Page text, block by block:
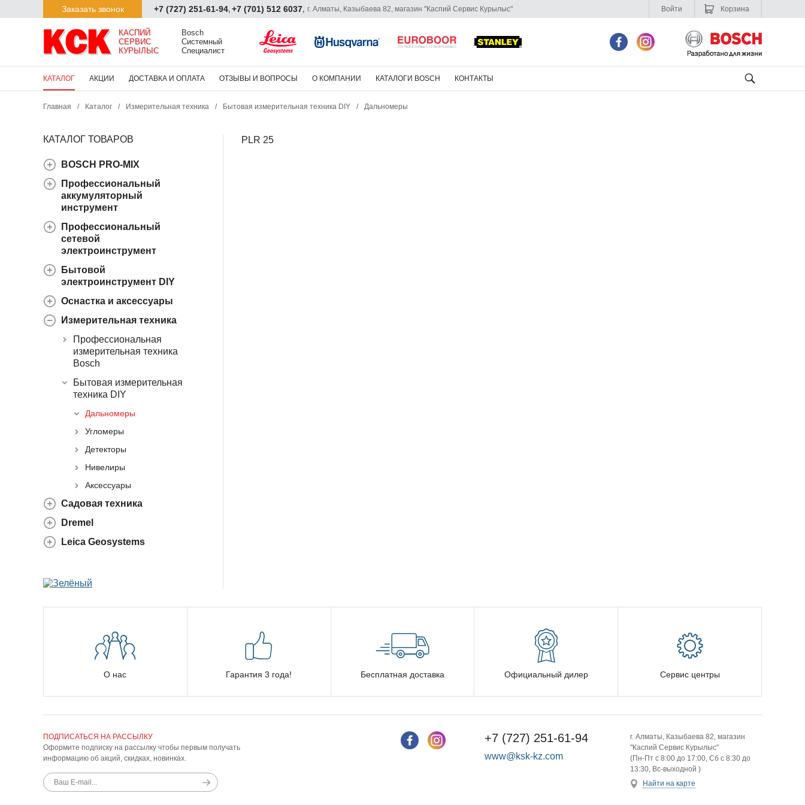
Заказать звонок +7 (727) 251-61-94, +7 (701) 512 6037, г. Алматы, Казыбаева 82, магазин "Каспий Сервис Курылыс" Корзина
Войти
КАСПИЙ
СЕРВИС
КУРЫЛЫС
Bosch
Системный
Специалист
КАТАЛОГ АКЦИИ ДОСТАВКА И ОПЛАТА ОТЗЫВЫ И ВОПРОСЫ О КОМПАНИИ КАТАЛОГИ BOSCH КОНТАКТЫ
Главная / Каталог / Измерительная техника / Бытовая измерительная техника DIY / Дальномеры
КАТАЛОГ ТОВАРОВ
BOSCH PRO-MIX
Профессиональный
аккумуляторный
инструмент
Профессиональный
сетевой
электроинструмент
Бытовой
электроинструмент DIY
Оснастка и аксессуары
Измерительная техника
Профессиональная
измерительная техника
Bosch
Бытовая измерительная
техника DIY
Дальномеры
Угломеры
Детекторы
Нивелиры
Аксессуары
Садовая техника
Dremel
Leica Geosystems
PLR 25
О нас Гарантия 3 года! Бесплатная доставка Официальный дилер Сервис центры
ПОДПИСАТЬСЯ НА РАССЫЛКУ
Оформите подписку на рассылку чтобы первым получать
информацию об акций, скидках, новинках.
г. Алматы, Казыбаева 82, магазин
"Каспий Сервис Курылыс"
(Пн-Пт с 8:00 до 17:00, Сб с 8:30 до
13:30, Вс-выходной )
Найти на карте
+7 (727) 251-61-94
www@ksk-kz.com